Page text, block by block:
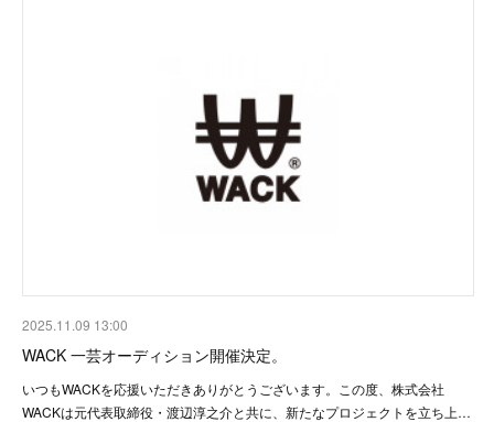
2025.11.09 13:00
WACK 一芸オーディション開催決定。
いつもWACKを応援いただきありがとうございます。この度、株式会社
WACKは元代表取締役・渡辺淳之介と共に、新たなプロジェクトを立ち上…